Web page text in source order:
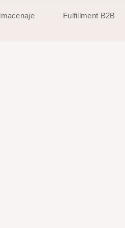
Fulfillment B2B